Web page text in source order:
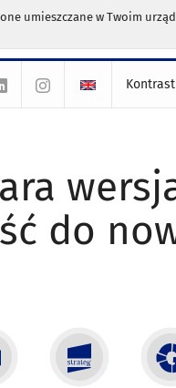
umieszczane w Twoim
Kontrast
do